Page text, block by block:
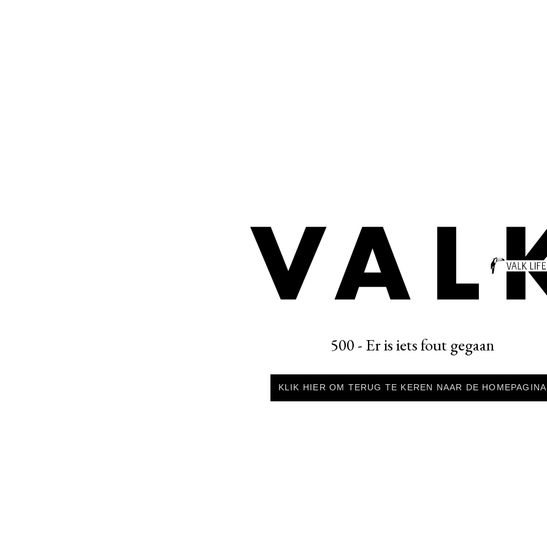
500 - Er is iets fout gegaan
KLIK HIER OM TERUG TE KEREN NAAR DE HOMEPAGINA